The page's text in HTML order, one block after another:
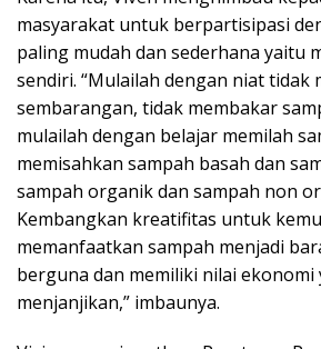
masyarakat untuk berpartisipasi
paling mudah dan sederhana yaitu
sendiri. “Mulailah dengan niat tidak
sembarangan, tidak membakar
mulailah dengan belajar memilah
memisahkan sampah basah dan
sampah organik dan sampah non
Kembangkan kreatifitas untuk
memanfaatkan sampah menjadi
berguna dan memiliki nilai ekonomi
menjanjikan,” imbaunya.